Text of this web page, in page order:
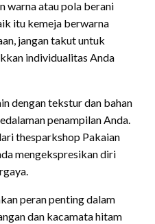
warna atau pola berani
itu kemeja berwarna
jangan takut untuk
individualitas Anda
dengan tekstur dan bahan
penampilan Anda.
thesparkshop Pakaian
mengekspresikan diri
peran penting dalam
dan kacamata hitam